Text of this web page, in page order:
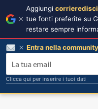
Aggiungi
tue fonti preferite su
restare sempre
Entra nella
Clicca qui per inserire i tuoi dati